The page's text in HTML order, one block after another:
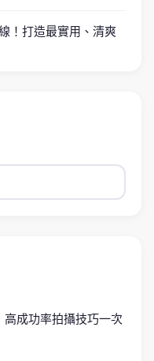
！打造最實用、清爽
成功率拍攝技巧一次